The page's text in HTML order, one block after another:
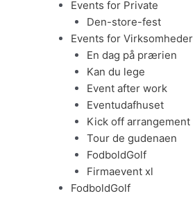
Events for Private
Den-store-fest
Events for Virksomheder
En dag på prærien
Kan du lege
Event after work
Eventudafhuset
Kick off arrangement
Tour de gudenaen
FodboldGolf
Firmaevent xl
FodboldGolf